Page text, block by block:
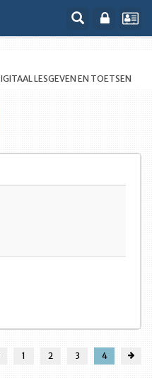
LESGEVEN EN TOETSEN
1 2 3 4